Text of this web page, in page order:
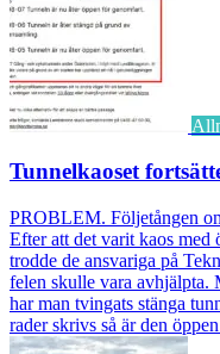
Tunnelkaoset
PROBLEM. Följetången
Efter att det varit kaos med
trodde de ansvariga på
felen skulle vara avhjälpta.
har man tvingats stänga
rader skrivs så är den